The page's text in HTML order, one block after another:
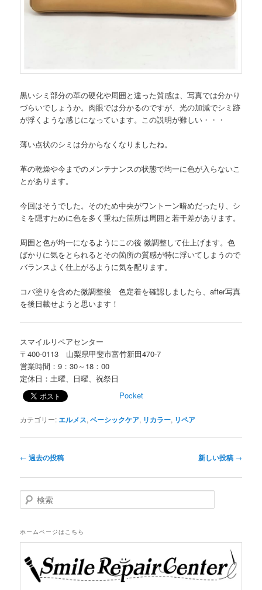
黒いシミ部分の革の硬化や周囲と違った質感は、写真では分かり
づらいでしょうか。肉眼では分かるのですが、光の加減でシミ跡
が浮くような感じになっています。この説明が難しい・・・
薄い点状のシミは分からなくなりましたね。
革の乾燥や今までのメンテナンスの状態で均一に色が入らないこ
とがあります。
今回はそうでした。そのため中央がワントーン暗めだったり、シ
ミを隠すために色を多く重ねた箇所は周囲と若干差があります。
周囲と色が均一になるようにこの後 微調整して仕上げます。色
ばかりに気をとられるとその箇所の質感が特に浮いてしまうので
バランスよく仕上がるように気を配ります。
コバ塗りを含めた微調整後 色定着を確認しましたら、after写真
を後日載せようと思います！
スマイルリペアセンター
〒400-0113 山梨県甲斐市富竹新田470-7
営業時間：9：30～18：00
定休日：土曜、日曜、祝祭日
Pocket
カテゴリー: エルメス,ベーシックケア, リカラー, リペア
投
ナ
ビ
ゲ
シ
ョ
← 過去の投稿 新しい投稿 →
検
索
ホームページはこちら